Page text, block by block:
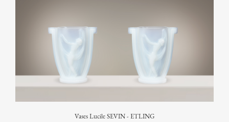
Vases Lucile SEVIN - ETLING